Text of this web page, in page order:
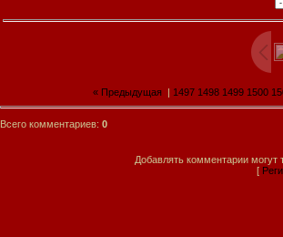
« Предыдущая 1497 1498 1499 1500
Всего комментариев: 0
Добавлять комментарии могут
[